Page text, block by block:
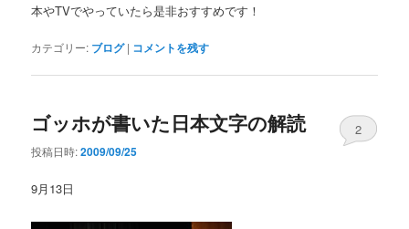
本やTVでやっていたら是非おすすめです！
カテゴリー: ブログ | コメントを残す
ゴッホが書いた日本文字の解読
投稿日時:2009/09/25
2
9月13日